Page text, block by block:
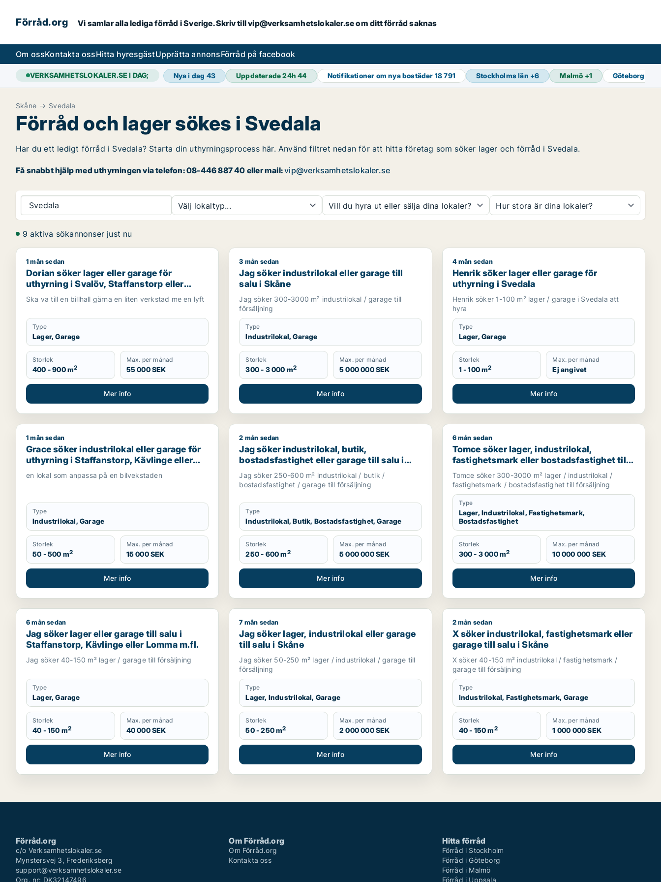
Förråd.org Vi samlar alla lediga förråd i Sverige. Skriv till vip@verksamhetslokaler.se om ditt förråd saknas
Om ossKontakta ossHitta hyresgästUpprätta annonsFörråd på facebook
VERKSAMHETSLOKALER.SE I DAG; Nya i dag 43 Uppdaterade 24h44 Notifikationer om nya bostäder 18 791 Stockholms län +6 Malmö +1 Göteborg
Skåne Svedala
Förråd och lager sökes i Svedala
Har du ett ledigt förråd i Svedala? Starta din uthyrningsprocess här. Använd filtret nedan för att hitta företag som söker lager och förråd i Svedala.
Få snabbt hjälp med uthyrningen via telefon: 08-446 887 40 eller mail:vip@verksamhetslokaler.se
Svedala Välj lokaltyp... Vill du hyra ut eller sälja dina lokaler? Hur stora är dina lokaler?
9 aktiva sökannonser just nu
Dorian söker lager eller garage för uthyrning i Svalöv, Staffanstorp eller Burlöv m.fl.
1 mån sedan
Dorian söker lager eller garage för
uthyrning i Svalöv, Staffanstorp eller
Burlöv m.fl.
Ska va till en billhall gärna en liten verkstad me en lyft
Type
Lager, Garage
Storlek
400 - 900 m2
Max. per månad
55 000 SEK
Mer info
Jag söker industrilokal eller garage till salu i Skåne
3 mån sedan
Jag söker industrilokal eller garage till
salu i Skåne
Jag söker 300-3000 m² industrilokal / garage till
försäljning
Type
Industrilokal, Garage
Storlek
300 - 3 000 m2
Max. per månad
5 000 000 SEK
Mer info
Henrik söker lager eller garage för uthyrning i Svedala
4 mån sedan
Henrik söker lager eller garage för
uthyrning i Svedala
Henrik söker 1-100 m² lager / garage i Svedala att
hyra
Type
Lager, Garage
Storlek
1 - 100 m2
Max. per månad
Ej angivet
Mer info
Grace söker industrilokal eller garage för uthyrning i Staffanstorp, Kävlinge eller Lomma m.fl.
1 mån sedan
Grace söker industrilokal eller garage för
uthyrning i Staffanstorp, Kävlinge eller
Lomma m.fl.
en lokal som anpassa på en bilvekstaden
Type
Industrilokal, Garage
Storlek
50 - 500 m2
Max. per månad
15 000 SEK
Mer info
Jag söker industrilokal, butik, bostadsfastighet eller garage till salu i Skåne
2 mån sedan
Jag söker industrilokal, butik,
bostadsfastighet eller garage till salu i
Skåne
Jag söker 250-600 m² industrilokal / butik /
bostadsfastighet / garage till försäljning
Type
Industrilokal, Butik, Bostadsfastighet, Garage
Storlek
250 - 600 m2
Max. per månad
5 000 000 SEK
Mer info
Tomce söker lager, industrilokal, fastighetsmark
6 mån sedan
Tomce söker lager, industrilokal,
fastighetsmark eller bostadsfastighet till
salu i Staffanstorp, Burlöv eller Vellinge
m.fl.
Tomce söker 300-3000 m² lager / industrilokal /
fastighetsmark / bostadsfastighet till försäljning
Type
Lager, Industrilokal, Fastighetsmark,
Bostadsfastighet
Storlek
300 - 3 000 m2
Max. per månad
10 000 000 SEK
Mer info
Jag söker lager eller garage till salu i Staffanstorp, Kävlinge eller Lomma m.fl.
6 mån sedan
Jag söker lager eller garage till salu i
Staffanstorp, Kävlinge eller Lomma m.fl.
Jag söker 40-150 m² lager / garage till försäljning
Type
Lager, Garage
Storlek
40 - 150 m2
Max. per månad
40 000 SEK
Mer info
Jag söker lager, industrilokal eller garage till salu i Skåne
7 mån sedan
Jag söker lager, industrilokal eller garage
till salu i Skåne
Jag söker 50-250 m² lager / industrilokal / garage till
försäljning
Type
Lager, Industrilokal, Garage
Storlek
50 - 250 m2
Max. per månad
2 000 000 SEK
Mer info
X söker industrilokal, fastighetsmark eller garage till
2 mån sedan
X söker industrilokal, fastighetsmark eller
garage till salu i Skåne
X söker 40-150 m² industrilokal / fastighetsmark /
garage till försäljning
Type
Industrilokal, Fastighetsmark, Garage
Storlek
40 - 150 m2
Max. per månad
1 000 000 SEK
Mer info
Förråd.org
c/o Verksamhetslokaler.se
Mynstersvej 3, Frederiksberg
support@verksamhetslokaler.se
Org. nr: DK32147496
Om Förråd.org
Om Förråd.org
Kontakta oss
Hitta förråd
Förråd i Stockholm
Förråd i Göteborg
Förråd i Malmö
Förråd i Uppsala